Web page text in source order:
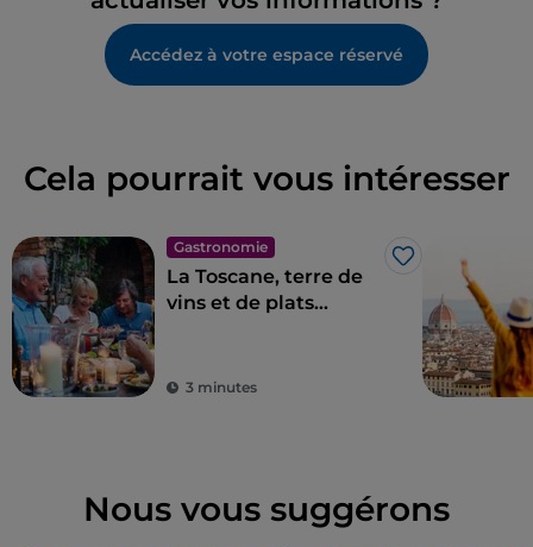
Accédez à votre espace réservé
Cela pourrait vous intéresser
Gastronomie
J’aime
La Toscane, terre de
vins et de plats
3 minutes
Nous vous suggérons